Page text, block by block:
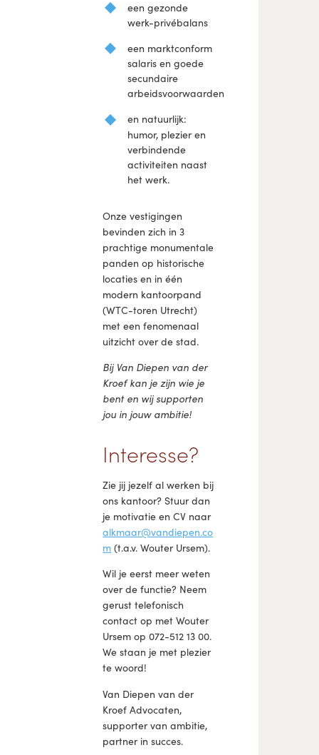
een gezonde
werk-privébalans
een marktconform
salaris en goede
secundaire
arbeidsvoorwaarden
en natuurlijk:
humor, plezier en
verbindende
activiteiten naast
het werk.
Onze vestigingen
bevinden zich in 3
prachtige monumentale
panden op historische
locaties en in één
modern kantoorpand
(WTC-toren Utrecht)
met een fenomenaal
uitzicht over de stad.
Bij Van Diepen van der
Kroef kan je zijn wie je
bent en wij supporten
jou in jouw ambitie!
Interesse?
Zie jij jezelf al werken bij
ons kantoor? Stuur dan
je motivatie en CV naar
alkmaar@vandiepen.co
m (t.a.v. Wouter Ursem).
Wil je eerst meer weten
over de functie? Neem
gerust telefonisch
contact op met Wouter
Ursem op 072-512 13 00.
We staan je met plezier
te woord!
Van Diepen van der
Kroef Advocaten,
supporter van ambitie,
partner in succes.